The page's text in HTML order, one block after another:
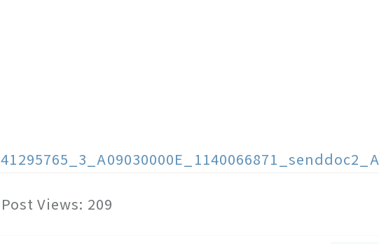
Post Views: 209